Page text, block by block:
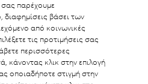
παρέχουμε
διαφημίσεις βάσει των
από κοινωνικές
τις προτιμήσεις σας
περισσότερες
κάνοντας κλικ στην επιλογή
οποιαδήποτε στιγμή στην